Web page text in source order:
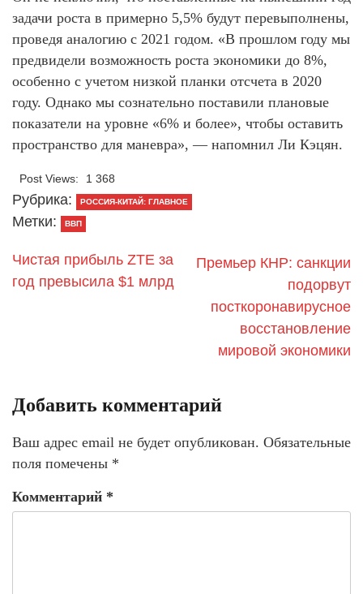
задачи роста в примерно 5,5% будут перевыполнены,
проведя аналогию с 2021 годом. «В прошлом году мы
предвидели возможность роста экономики до 8%,
особенно с учетом низкой планки отсчета в 2020
году. Однако мы сознательно поставили плановые
показатели на уровне «6% и более», чтобы оставить
пространство для маневра», — напомнил Ли Кэцян.
Post Views: 1 368
Рубрика: РОССИЯ-КИТАЙ: ГЛАВНОЕ
Метки: ВВП
Чистая прибыль ZTE за
год превысила $1 млрд
Премьер КНР: санкции
подорвут
посткоронавирусное
восстановление
мировой экономики
Добавить комментарий
Ваш адрес email не будет опубликован. Обязательные
поля помечены *
Комментарий *